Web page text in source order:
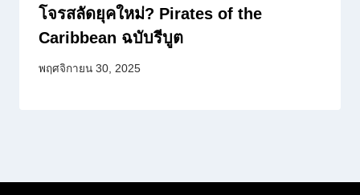
โจรสลัดยุคใหม่? Pirates of the
Caribbean ฉบับรีบูต
พฤศจิกายน 30, 2025